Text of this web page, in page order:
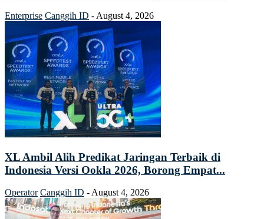
Enterprise Canggih ID - August 4, 2026
XL Ambil Alih Predikat Jaringan Terbaik di
Indonesia Versi Ookla 2026, Borong Empat...
Operator Canggih ID - August 4, 2026